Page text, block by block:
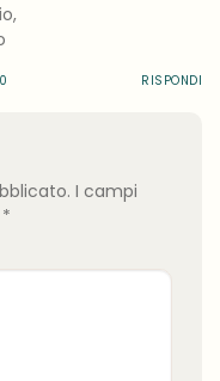
RISPONDI
I campi
*